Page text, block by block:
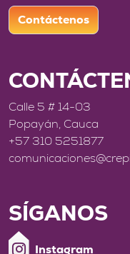
Contáctenos
Calle 5 # 14-03
Popayán, Cauca
+57 310 5251877
SÍGANOS
Instagram